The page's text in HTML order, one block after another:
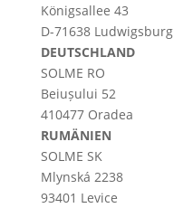
Königsallee 43
D-71638 Ludwigsburg
DEUTSCHLAND
SOLME RO
Beiușului 52
410477 Oradea
RUMÄNIEN
SOLME SK
Mlynská 2238
93401 Levice